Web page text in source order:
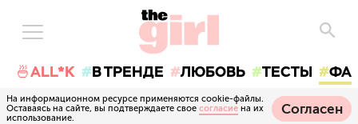
🍜ALL*K В ТРЕНДЕ ЛЮБОВЬ ТЕСТЫ
На информационном ресурсе применяются cookie-файлы.
Оставаясь на сайте, вы подтверждаете свое согласие на их
использование.
Согласен